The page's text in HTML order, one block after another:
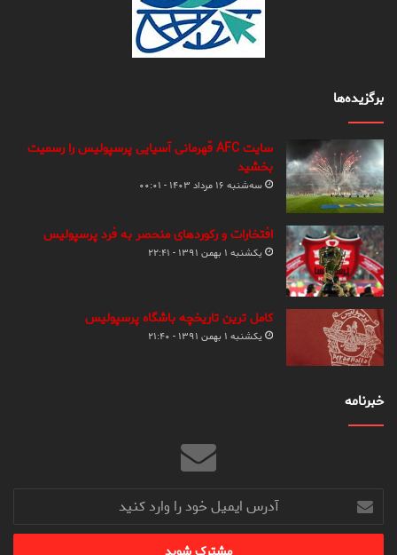
برگزیده‌ها
سایت AFC قهرمانی آسیایی پرسپولیس را رسمیت
بخشید
سه‌شنبه ۱۶ مرداد ۱۴۰۳ - ۰۰:۰۱
افتخارات و رکوردهای منحصر به فرد پرسپولیس
یکشنبه ۱ بهمن ۱۳۹۱ - ۲۲:۴۱
کامل ترین تاریخچه باشگاه پرسپولیس
یکشنبه ۱ بهمن ۱۳۹۱ - ۲۱:۴۰
خبرنامه
آدرس
ایمیل
خود